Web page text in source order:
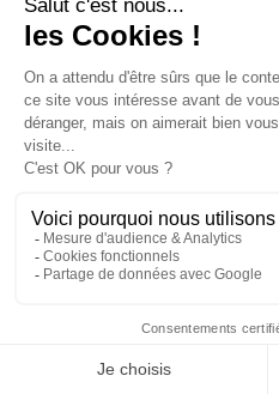
Mobilier scolaire
Sécurité routière & TP
Tables pliantes rectangulaires
Tables pliantes rondes
Marques